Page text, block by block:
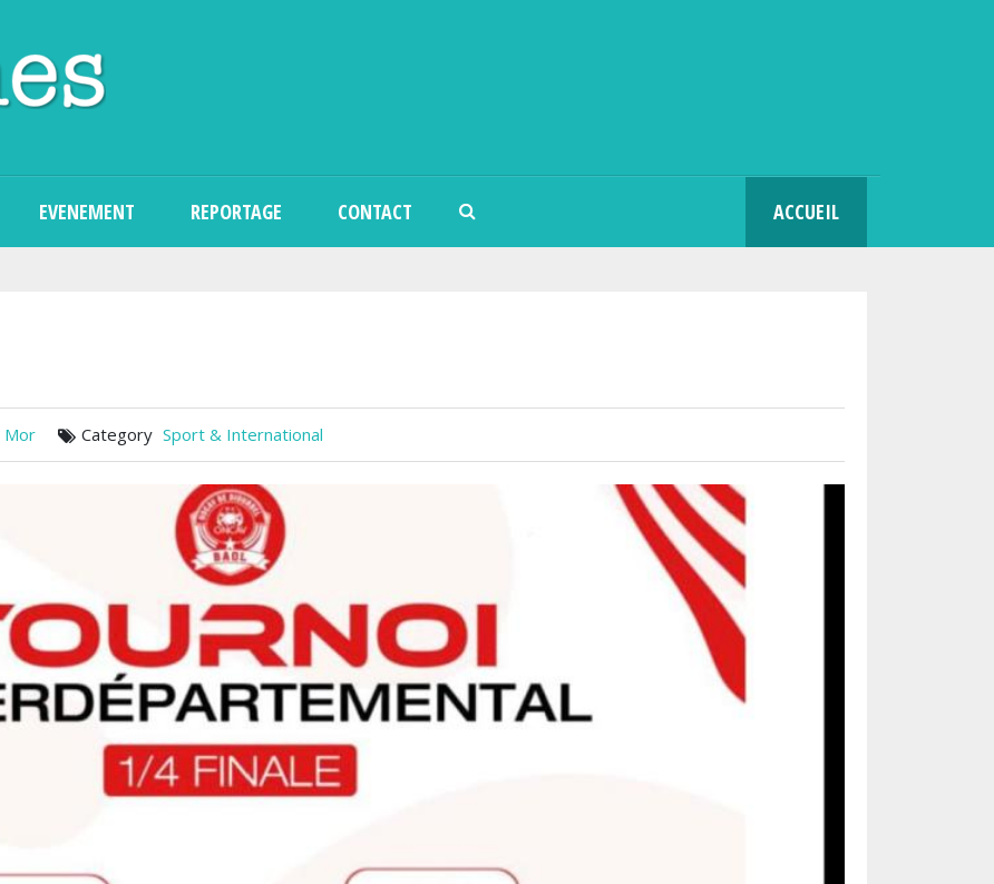
EVENEMENT REPORTAGE CONTACT ACCUEIL
Mor Category Sport & International